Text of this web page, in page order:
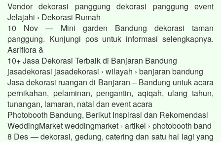
Vendor dekorasi panggung dekorasi panggung event
Jelajahi › Dekorasi Rumah
10 Nov — Mini garden Bandung dekorasi taman
panggung. Kunjungi pos untuk informasi selengkapnya.
Asriflora &
10+ Jasa Dekorasi Terbaik di Banjaran Bandung
jasadekorasi jasadekorasi › wilayah › banjaran bandung
Jasa dekorasi ruangan di Banjaran – Bandung untuk acara
pernikahan, pelaminan, pengantin, aqiqah, ulang tahun,
tunangan, lamaran, natal dan event acara
Photobooth Bandung, Berikut Inspirasi dan Rekomendasi
WeddingMarket weddingmarket › artikel › photobooth band
8 Des — dekorasi, gedung, catering dan satu hal lagi yang